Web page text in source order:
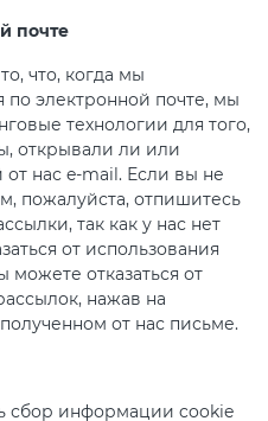
почте
что, когда мы
электронной почте, мы
технологии для того,
открывали ли или
нас e-mail. Если вы не
пожалуйста, отпишитесь
так как у нас нет
от использования
можете отказаться от
нажав на
от нас письме.
сбор информации cookie